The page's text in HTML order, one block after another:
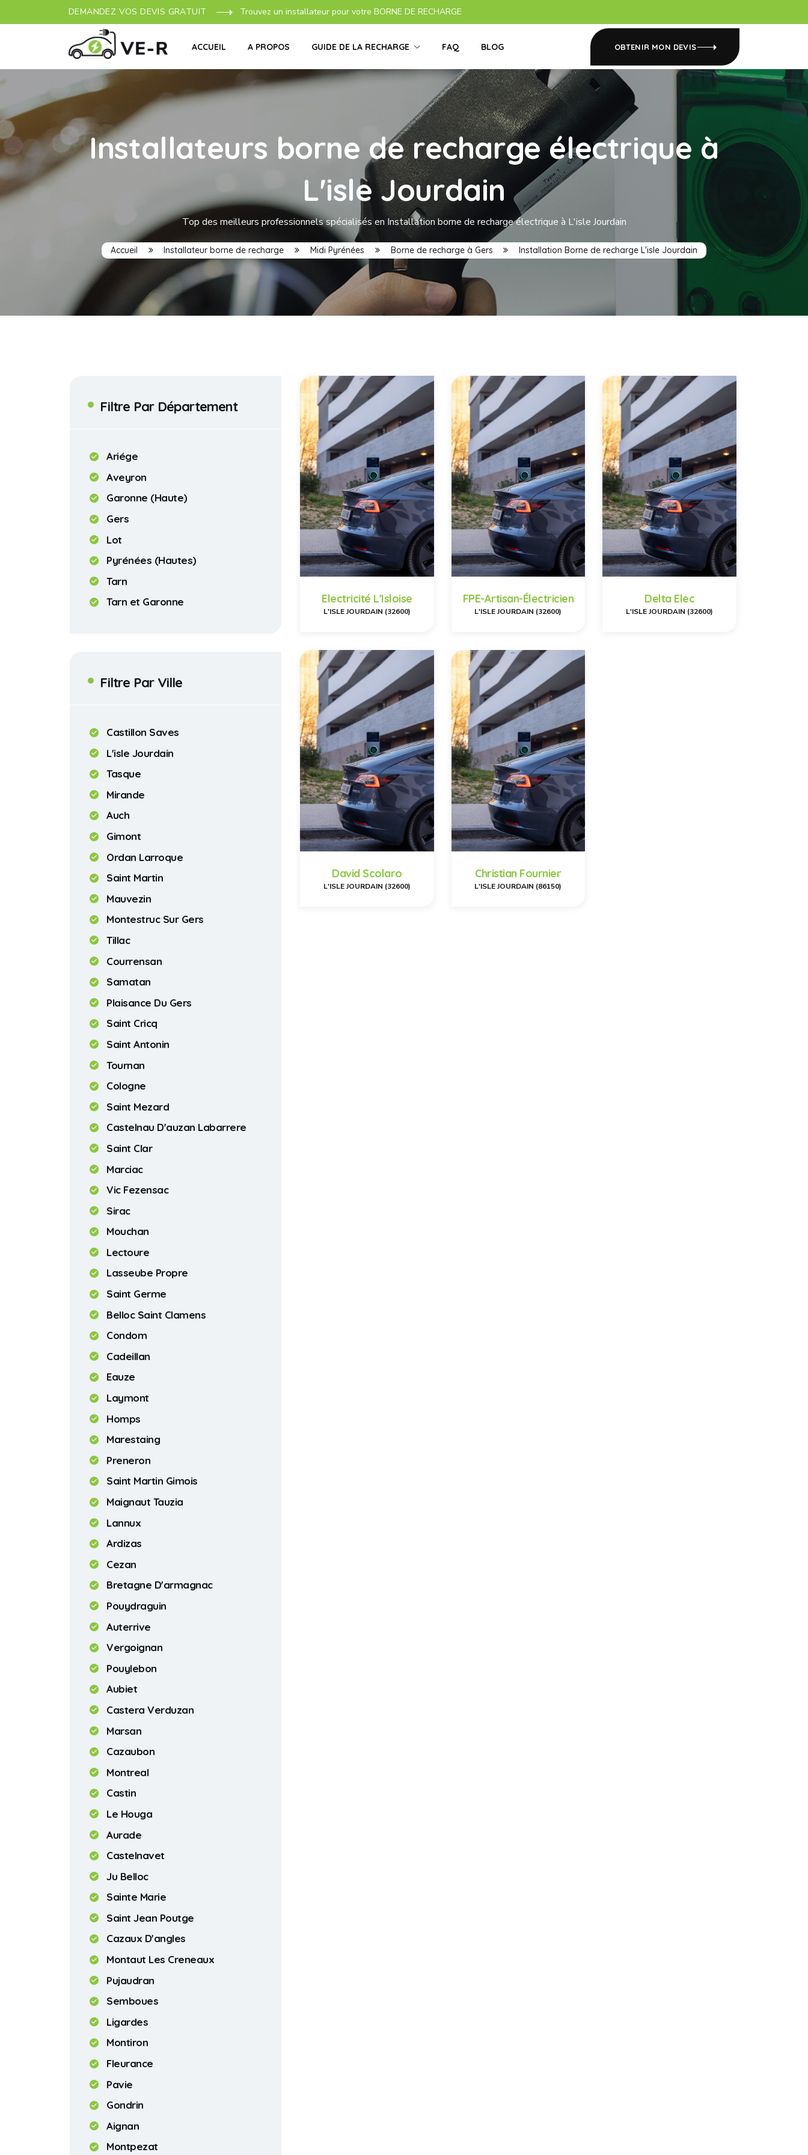
DEMANDEZ VOS DEVIS GRATUIT Trouvez un installateur pour votre BORNE DE RECHARGE
ACCUEIL A PROPOS GUIDE DE LA RECHARGE FAQ BLOG OBTENIR MON DEVIS
Installateurs borne de recharge électrique à
L'isle Jourdain
Top des meilleurs professionnels spécialisés en Installation borne de recharge électrique à L'isle Jourdain
Accueil Installateur borne de recharge Midi Pyrénées Borne de recharge à Gers Installation Borne de recharge L'isle Jourdain
Filtre Par Département
Ariége
Aveyron
Garonne (Haute)
Gers
Lot
Pyrénées (Hautes)
Tarn
Tarn et Garonne
Filtre Par Ville
Castillon Saves
L'isle Jourdain
Tasque
Mirande
Auch
Gimont
Ordan Larroque
Saint Martin
Mauvezin
Montestruc Sur Gers
Tillac
Courrensan
Samatan
Plaisance Du Gers
Saint Cricq
Saint Antonin
Tournan
Cologne
Saint Mezard
Castelnau D'auzan Labarrere
Saint Clar
Marciac
Vic Fezensac
Sirac
Mouchan
Lectoure
Lasseube Propre
Saint Germe
Belloc Saint Clamens
Condom
Cadeillan
Eauze
Laymont
Homps
Marestaing
Preneron
Saint Martin Gimois
Maignaut Tauzia
Lannux
Ardizas
Cezan
Bretagne D'armagnac
Pouydraguin
Auterrive
Vergoignan
Pouylebon
Aubiet
Castera Verduzan
Marsan
Cazaubon
Montreal
Castin
Le Houga
Aurade
Castelnavet
Ju Belloc
Sainte Marie
Saint Jean Poutge
Cazaux D'angles
Montaut Les Creneaux
Pujaudran
Semboues
Ligardes
Montiron
Fleurance
Pavie
Gondrin
Aignan
Montpezat
Electricité L'Isloise
L'ISLE JOURDAIN (32600)
FPE-Artisan-Électricien
L'ISLE JOURDAIN (32600)
Delta Elec
L'ISLE JOURDAIN (32600)
David Scolaro
L'ISLE JOURDAIN (32600)
Christian Fournier
L'ISLE JOURDAIN (86150)